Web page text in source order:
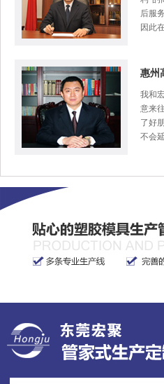
后服
因此
惠州
我和
意来
了好
不会